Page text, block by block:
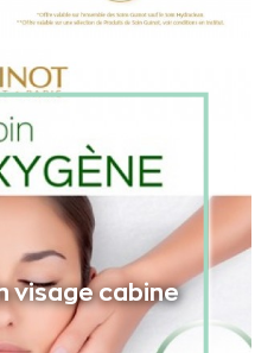
visage cabine